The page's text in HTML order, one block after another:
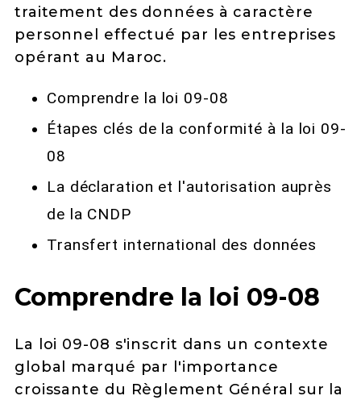
traitement des données à caractère
personnel effectué par les entreprises
opérant au Maroc.
Comprendre la loi 09-08
Étapes clés de la conformité à la loi 09-
08
La déclaration et l'autorisation auprès
de la CNDP
Transfert international des données
Comprendre la loi 09-08
La loi 09-08 s'inscrit dans un contexte
global marqué par l'importance
croissante du Règlement Général sur la